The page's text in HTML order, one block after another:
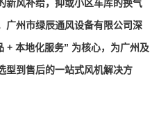
新风补给，抑或小区车库的换气
广州市绿辰通风设备有限公司深
+ 本地化服务” 为核心，为广州及
型到售后的一站式风机解决方